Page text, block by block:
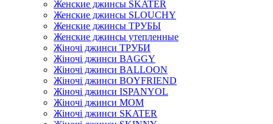
Женские джинсы SKATER
Женские джинсы SLOUCHY
Женские джинсы ТРУБЫ
Женские джинсы утепленные
Жіночі джинси ТРУБИ
Жіночі джинси BAGGY
Жіночі джинси BALLOON
Жіночі джинси BOYFRIEND
Жіночі джинси ISPANYOL
Жіночі джинси МОМ
Жіночі джинси SKATER